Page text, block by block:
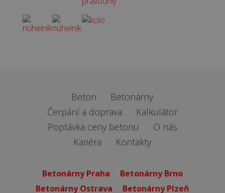
Beton
Betonárny
Čerpání a doprava
Kalkulátor
Poptávka ceny betonu
O nás
Kariéra
Kontakty
Betonárny Praha
Betonárny Brno
Betonárny Ostrava
Betonárny Plzeň